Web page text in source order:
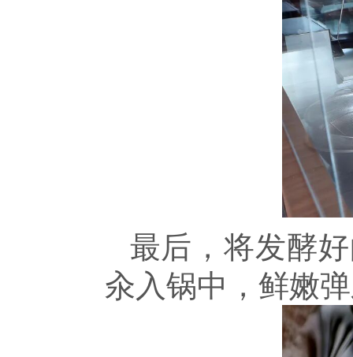
最后，将发酵
汆入锅中，鲜嫩